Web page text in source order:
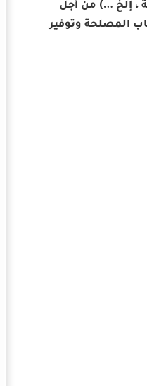
، إلخ …) من أجل
المصلحة وتوفير